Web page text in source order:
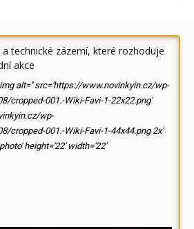
technické zázemí, které rozhoduje
akce
alt='' src='https://www.novinkyin.cz/wp-
cropped-001.-Wiki-Favi-1-22x22.png'
wp-
cropped-001.-Wiki-Favi-1-44x44.png 2x'
height='22' width='22'